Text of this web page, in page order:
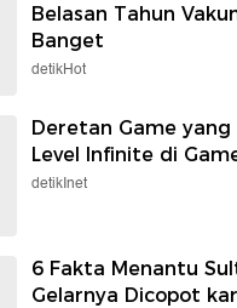
Belasan Tahun
Banget
detikHot
Deretan Game yang
Level Infinite di
detikInet
6 Fakta Menantu
Gelarnya Dicopot